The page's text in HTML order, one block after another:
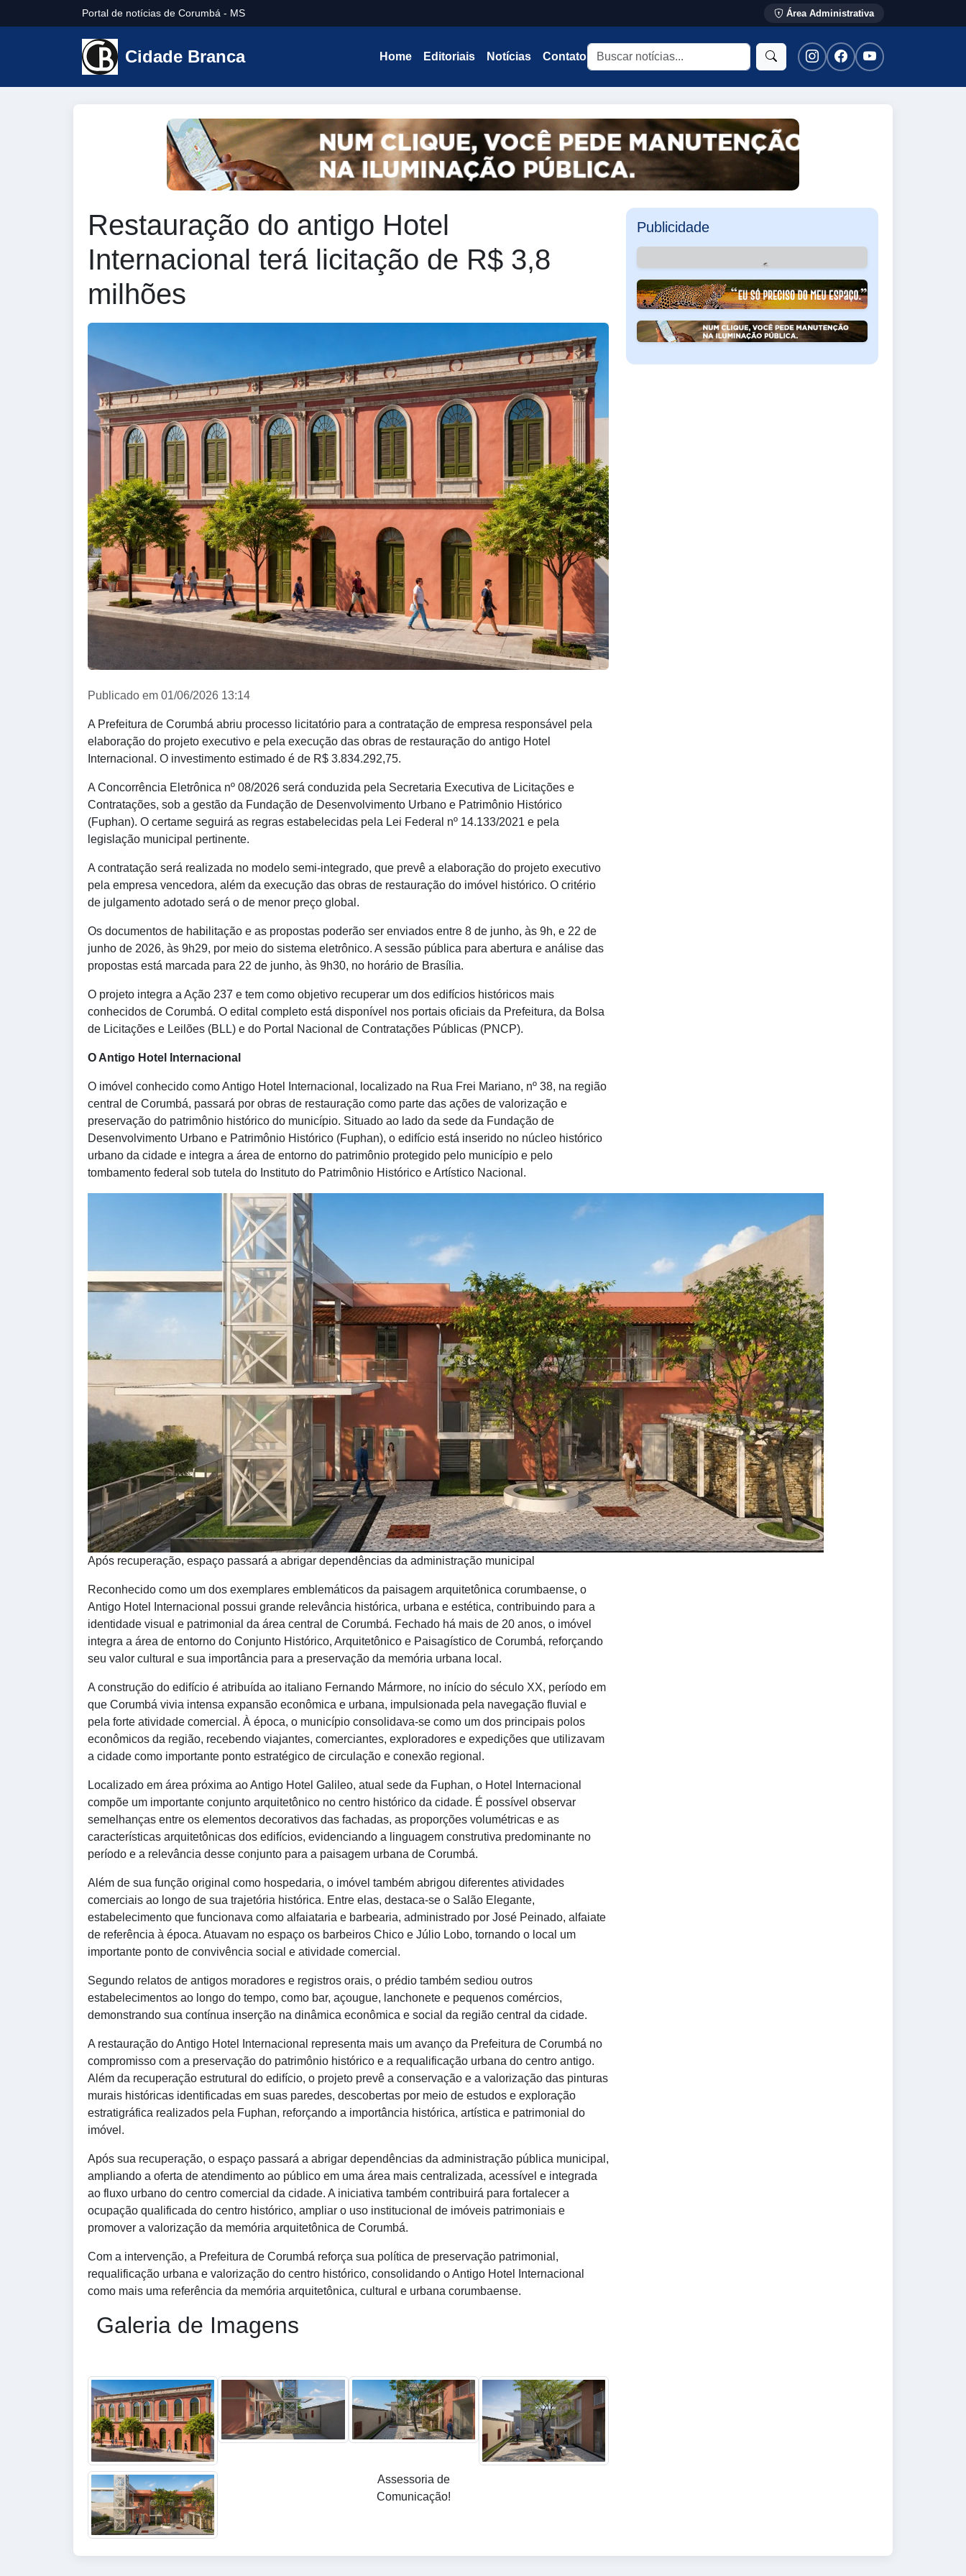
Portal de notícias de Corumbá - MS Área Administrativa
Cidade Branca Home Editoriais Notícias Contato
Restauração do antigo Hotel
Internacional terá licitação de R$ 3,8
milhões
Publicado em 01/06/2026 13:14
A Prefeitura de Corumbá abriu processo licitatório para a contratação de empresa responsável pela
elaboração do projeto executivo e pela execução das obras de restauração do antigo Hotel
Internacional. O investimento estimado é de R$ 3.834.292,75.
A Concorrência Eletrônica nº 08/2026 será conduzida pela Secretaria Executiva de Licitações e
Contratações, sob a gestão da Fundação de Desenvolvimento Urbano e Patrimônio Histórico
(Fuphan). O certame seguirá as regras estabelecidas pela Lei Federal nº 14.133/2021 e pela
legislação municipal pertinente.
A contratação será realizada no modelo semi-integrado, que prevê a elaboração do projeto executivo
pela empresa vencedora, além da execução das obras de restauração do imóvel histórico. O critério
de julgamento adotado será o de menor preço global.
Os documentos de habilitação e as propostas poderão ser enviados entre 8 de junho, às 9h, e 22 de
junho de 2026, às 9h29, por meio do sistema eletrônico. A sessão pública para abertura e análise das
propostas está marcada para 22 de junho, às 9h30, no horário de Brasília.
O projeto integra a Ação 237 e tem como objetivo recuperar um dos edifícios históricos mais
conhecidos de Corumbá. O edital completo está disponível nos portais oficiais da Prefeitura, da Bolsa
de Licitações e Leilões (BLL) e do Portal Nacional de Contratações Públicas (PNCP).
O Antigo Hotel Internacional
O imóvel conhecido como Antigo Hotel Internacional, localizado na Rua Frei Mariano, nº 38, na região
central de Corumbá, passará por obras de restauração como parte das ações de valorização e
preservação do patrimônio histórico do município. Situado ao lado da sede da Fundação de
Desenvolvimento Urbano e Patrimônio Histórico (Fuphan), o edifício está inserido no núcleo histórico
urbano da cidade e integra a área de entorno do patrimônio protegido pelo município e pelo
tombamento federal sob tutela do Instituto do Patrimônio Histórico e Artístico Nacional.
Após recuperação, espaço passará a abrigar dependências da administração municipal
Reconhecido como um dos exemplares emblemáticos da paisagem arquitetônica corumbaense, o
Antigo Hotel Internacional possui grande relevância histórica, urbana e estética, contribuindo para a
identidade visual e patrimonial da área central de Corumbá. Fechado há mais de 20 anos, o imóvel
integra a área de entorno do Conjunto Histórico, Arquitetônico e Paisagístico de Corumbá, reforçando
seu valor cultural e sua importância para a preservação da memória urbana local.
A construção do edifício é atribuída ao italiano Fernando Mármore, no início do século XX, período em
que Corumbá vivia intensa expansão econômica e urbana, impulsionada pela navegação fluvial e
pela forte atividade comercial. À época, o município consolidava-se como um dos principais polos
econômicos da região, recebendo viajantes, comerciantes, exploradores e expedições que utilizavam
a cidade como importante ponto estratégico de circulação e conexão regional.
Localizado em área próxima ao Antigo Hotel Galileo, atual sede da Fuphan, o Hotel Internacional
compõe um importante conjunto arquitetônico no centro histórico da cidade. É possível observar
semelhanças entre os elementos decorativos das fachadas, as proporções volumétricas e as
características arquitetônicas dos edifícios, evidenciando a linguagem construtiva predominante no
período e a relevância desse conjunto para a paisagem urbana de Corumbá.
Além de sua função original como hospedaria, o imóvel também abrigou diferentes atividades
comerciais ao longo de sua trajetória histórica. Entre elas, destaca-se o Salão Elegante,
estabelecimento que funcionava como alfaiataria e barbearia, administrado por José Peinado, alfaiate
de referência à época. Atuavam no espaço os barbeiros Chico e Júlio Lobo, tornando o local um
importante ponto de convivência social e atividade comercial.
Segundo relatos de antigos moradores e registros orais, o prédio também sediou outros
estabelecimentos ao longo do tempo, como bar, açougue, lanchonete e pequenos comércios,
demonstrando sua contínua inserção na dinâmica econômica e social da região central da cidade.
A restauração do Antigo Hotel Internacional representa mais um avanço da Prefeitura de Corumbá no
compromisso com a preservação do patrimônio histórico e a requalificação urbana do centro antigo.
Além da recuperação estrutural do edifício, o projeto prevê a conservação e a valorização das pinturas
murais históricas identificadas em suas paredes, descobertas por meio de estudos e exploração
estratigráfica realizados pela Fuphan, reforçando a importância histórica, artística e patrimonial do
imóvel.
Após sua recuperação, o espaço passará a abrigar dependências da administração pública municipal,
ampliando a oferta de atendimento ao público em uma área mais centralizada, acessível e integrada
ao fluxo urbano do centro comercial da cidade. A iniciativa também contribuirá para fortalecer a
ocupação qualificada do centro histórico, ampliar o uso institucional de imóveis patrimoniais e
promover a valorização da memória arquitetônica de Corumbá.
Com a intervenção, a Prefeitura de Corumbá reforça sua política de preservação patrimonial,
requalificação urbana e valorização do centro histórico, consolidando o Antigo Hotel Internacional
como mais uma referência da memória arquitetônica, cultural e urbana corumbaense.
Galeria de Imagens
Assessoria de
Comunicação!
Publicidade